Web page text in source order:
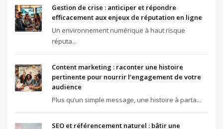
Gestion de crise : anticiper et répondre
efficacement aux enjeux de réputation en ligne
Un environnement numérique à haut risque
réputa...
Content marketing : raconter une histoire
pertinente pour nourrir l’engagement de votre
audience
Plus qu’un simple message, une histoire à parta...
SEO et référencement naturel : bâtir une